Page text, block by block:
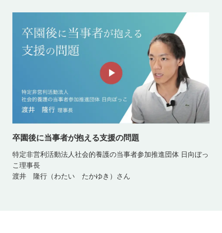
卒園後に当事者が抱える支援の問題
特定非営利活動法人社会的養護の当事者参加推進団体 日向ぼっ
こ理事長
渡井 隆行（わたい たかゆき）さん